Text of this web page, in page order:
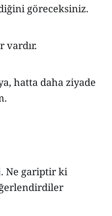
göreceksiniz.
vardır.
hatta daha ziyade
Ne gariptir ki